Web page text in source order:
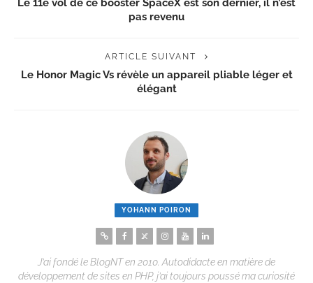
Le 11e vol de ce booster SpaceX est son dernier, il n’est
pas revenu
ARTICLE SUIVANT
Le Honor Magic Vs révèle un appareil pliable léger et
élégant
YOHANN POIRON
J’ai fondé le BlogNT en 2010. Autodidacte en matière de
développement de sites en PHP, j’ai toujours poussé ma curiosité